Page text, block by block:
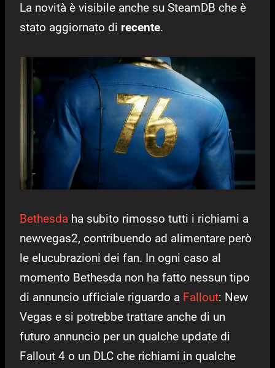
La novità è visibile anche su SteamDB che è
stato aggiornato di recente.
Bethesda ha subito rimosso tutti i richiami a
newvegas2, contribuendo ad alimentare però
le elucubrazioni dei fan. In ogni caso al
momento Bethesda non ha fatto nessun tipo
di annuncio ufficiale riguardo a Fallout: New
Vegas e si potrebbe trattare anche di un
futuro annuncio per un qualche update di
Fallout 4 o un DLC che richiami in qualche